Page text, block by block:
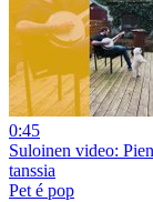
0:45
Suloinen video:
tanssia
Pet é pop